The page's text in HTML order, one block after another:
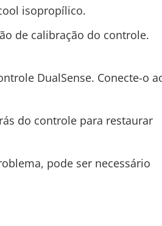
isopropílico.
de calibração do controle.
DualSense. Conecte-o
do controle para restaurar
pode ser necessário